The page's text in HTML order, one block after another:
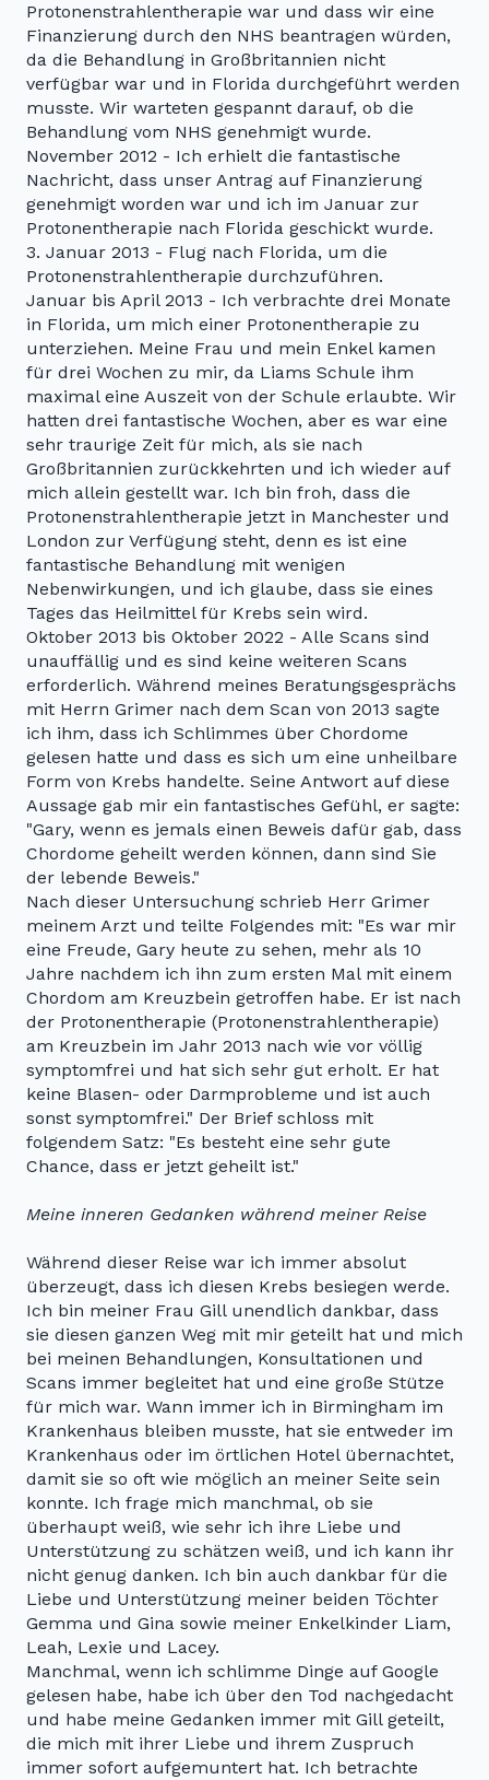
Protonenstrahlentherapie war und dass wir eine
Finanzierung durch den NHS beantragen würden,
da die Behandlung in Großbritannien nicht
verfügbar war und in Florida durchgeführt werden
musste. Wir warteten gespannt darauf, ob die
Behandlung vom NHS genehmigt wurde.
November 2012 - Ich erhielt die fantastische
Nachricht, dass unser Antrag auf Finanzierung
genehmigt worden war und ich im Januar zur
Protonentherapie nach Florida geschickt wurde.
3. Januar 2013 - Flug nach Florida, um die
Protonenstrahlentherapie durchzuführen.
Januar bis April 2013 - Ich verbrachte drei Monate
in Florida, um mich einer Protonentherapie zu
unterziehen. Meine Frau und mein Enkel kamen
für drei Wochen zu mir, da Liams Schule ihm
maximal eine Auszeit von der Schule erlaubte. Wir
hatten drei fantastische Wochen, aber es war eine
sehr traurige Zeit für mich, als sie nach
Großbritannien zurückkehrten und ich wieder auf
mich allein gestellt war. Ich bin froh, dass die
Protonenstrahlentherapie jetzt in Manchester und
London zur Verfügung steht, denn es ist eine
fantastische Behandlung mit wenigen
Nebenwirkungen, und ich glaube, dass sie eines
Tages das Heilmittel für Krebs sein wird.
Oktober 2013 bis Oktober 2022 - Alle Scans sind
unauffällig und es sind keine weiteren Scans
erforderlich. Während meines Beratungsgesprächs
mit Herrn Grimer nach dem Scan von 2013 sagte
ich ihm, dass ich Schlimmes über Chordome
gelesen hatte und dass es sich um eine unheilbare
Form von Krebs handelte. Seine Antwort auf diese
Aussage gab mir ein fantastisches Gefühl, er sagte:
"Gary, wenn es jemals einen Beweis dafür gab, dass
Chordome geheilt werden können, dann sind Sie
der lebende Beweis."
Nach dieser Untersuchung schrieb Herr Grimer
meinem Arzt und teilte Folgendes mit: "Es war mir
eine Freude, Gary heute zu sehen, mehr als 10
Jahre nachdem ich ihn zum ersten Mal mit einem
Chordom am Kreuzbein getroffen habe. Er ist nach
der Protonentherapie (Protonenstrahlentherapie)
am Kreuzbein im Jahr 2013 nach wie vor völlig
symptomfrei und hat sich sehr gut erholt. Er hat
keine Blasen- oder Darmprobleme und ist auch
sonst symptomfrei." Der Brief schloss mit
folgendem Satz: "Es besteht eine sehr gute
Chance, dass er jetzt geheilt ist."
Meine inneren Gedanken während meiner Reise
Während dieser Reise war ich immer absolut
überzeugt, dass ich diesen Krebs besiegen werde.
Ich bin meiner Frau Gill unendlich dankbar, dass
sie diesen ganzen Weg mit mir geteilt hat und mich
bei meinen Behandlungen, Konsultationen und
Scans immer begleitet hat und eine große Stütze
für mich war. Wann immer ich in Birmingham im
Krankenhaus bleiben musste, hat sie entweder im
Krankenhaus oder im örtlichen Hotel übernachtet,
damit sie so oft wie möglich an meiner Seite sein
konnte. Ich frage mich manchmal, ob sie
überhaupt weiß, wie sehr ich ihre Liebe und
Unterstützung zu schätzen weiß, und ich kann ihr
nicht genug danken. Ich bin auch dankbar für die
Liebe und Unterstützung meiner beiden Töchter
Gemma und Gina sowie meiner Enkelkinder Liam,
Leah, Lexie und Lacey.
Manchmal, wenn ich schlimme Dinge auf Google
gelesen habe, habe ich über den Tod nachgedacht
und habe meine Gedanken immer mit Gill geteilt,
die mich mit ihrer Liebe und ihrem Zuspruch
immer sofort aufgemuntert hat. Ich betrachte